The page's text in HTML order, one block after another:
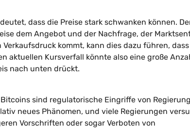
dass die Preise stark schwanken können.
dem Angebot und der Nachfrage, der
kommt, kann dies dazu führen,
aktuellen Kursverfall könnte also eine große
nach unten drückt.
sind regulatorische Eingriffe von
neues Phänomen, und viele Regierungen
Vorschriften oder sogar Verboten von